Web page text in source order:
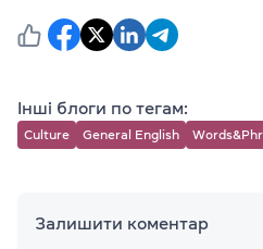
Інші блоги по тегам:
Culture General English
Залишити коментар